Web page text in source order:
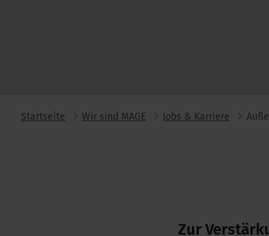
Startseite Wir sind MAGE Jobs & Karriere
Zur